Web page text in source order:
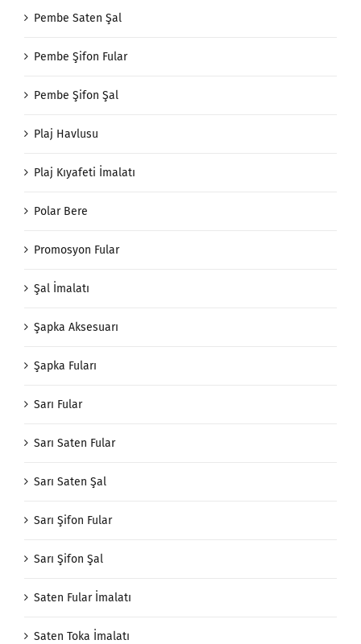
Pembe Saten Şal
Pembe Şifon Fular
Pembe Şifon Şal
Plaj Havlusu
Plaj Kıyafeti İmalatı
Polar Bere
Promosyon Fular
Şal İmalatı
Şapka Aksesuarı
Şapka Fuları
Sarı Fular
Sarı Saten Fular
Sarı Saten Şal
Sarı Şifon Fular
Sarı Şifon Şal
Saten Fular İmalatı
Saten Toka İmalatı